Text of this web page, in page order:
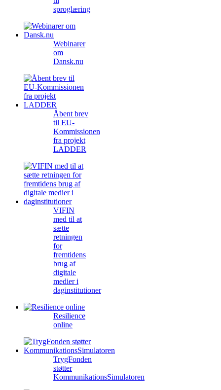
sproglæring
Webinarer
om
Dansk.nu
Åbent brev
til EU-
Kommissionen
fra projekt
LADDER
VIFIN
med til at
sætte
retningen
for
fremtidens
brug af
digitale
medier i
daginstitutioner
Resilience
online
TrygFonden
støtter
KommunikationsSimulatoren